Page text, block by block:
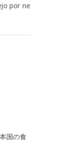
por ne
国の食